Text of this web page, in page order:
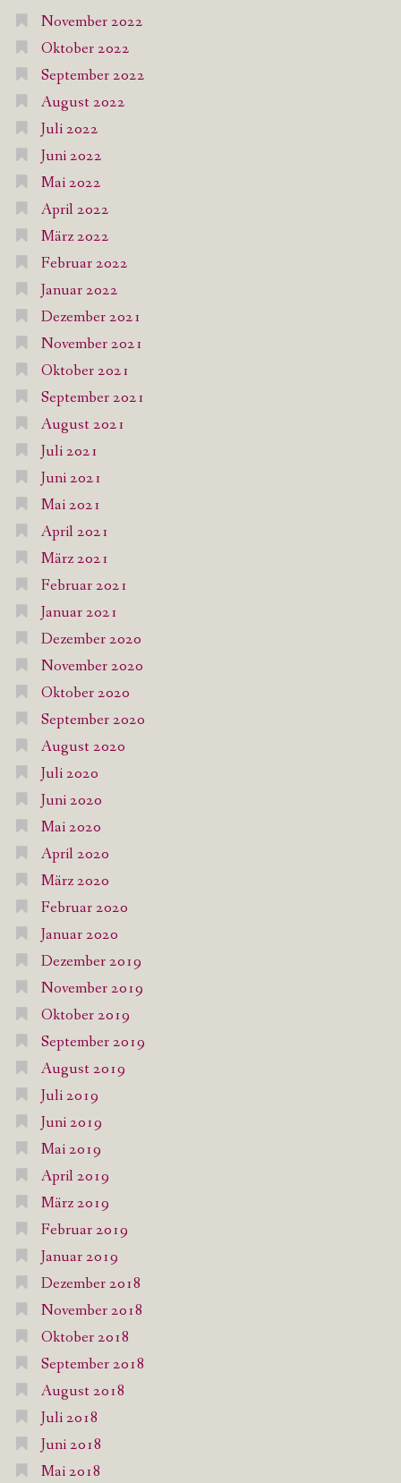
November 2022
Oktober 2022
September 2022
August 2022
Juli 2022
Juni 2022
Mai 2022
April 2022
März 2022
Februar 2022
Januar 2022
Dezember 2021
November 2021
Oktober 2021
September 2021
August 2021
Juli 2021
Juni 2021
Mai 2021
April 2021
März 2021
Februar 2021
Januar 2021
Dezember 2020
November 2020
Oktober 2020
September 2020
August 2020
Juli 2020
Juni 2020
Mai 2020
April 2020
März 2020
Februar 2020
Januar 2020
Dezember 2019
November 2019
Oktober 2019
September 2019
August 2019
Juli 2019
Juni 2019
Mai 2019
April 2019
März 2019
Februar 2019
Januar 2019
Dezember 2018
November 2018
Oktober 2018
September 2018
August 2018
Juli 2018
Juni 2018
Mai 2018